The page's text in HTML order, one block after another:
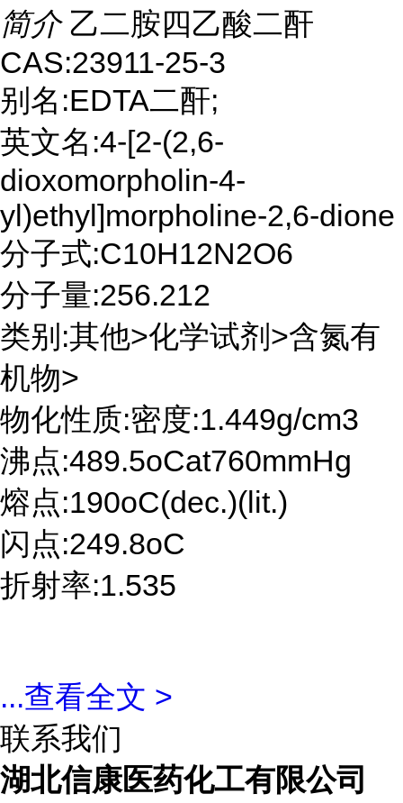
简介 乙二胺四乙酸二酐
CAS:23911-25-3
别名:EDTA二酐;
英文名:4-[2-(2,6-
dioxomorpholin-4-
yl)ethyl]morpholine-2,6-dione
分子式:C10H12N2O6
分子量:256.212
类别:其他>化学试剂>含氮有
机物>
物化性质:密度:1.449g/cm3
沸点:489.5oCat760mmHg
熔点:190oC(dec.)(lit.)
闪点:249.8oC
折射率:1.535
...查看全文 >
联系我们
湖北信康医药化工有限公司